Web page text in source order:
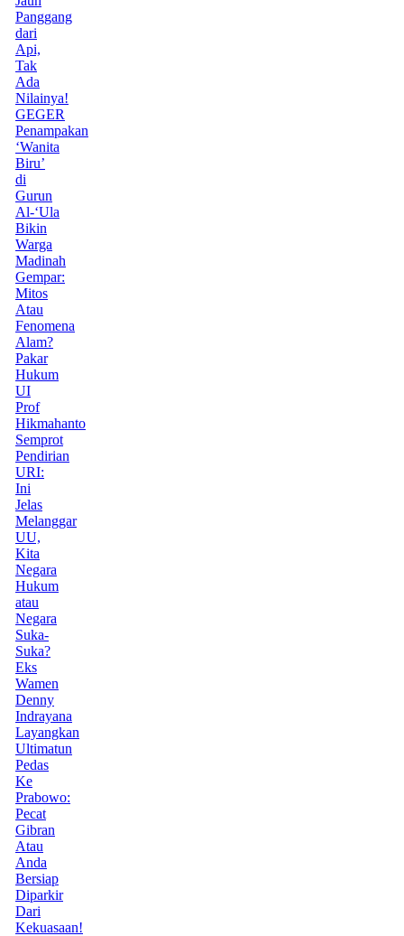
Panggang
dari
Api,
Tak
Ada
Nilainya!
GEGER
Penampakan
‘Wanita
Biru’
di
Gurun
Al-‘Ula
Bikin
Warga
Madinah
Gempar:
Mitos
Atau
Fenomena
Alam?
Pakar
Hukum
UI
Prof
Hikmahanto
Semprot
Pendirian
URI:
Ini
Jelas
Melanggar
UU,
Kita
Negara
Hukum
atau
Negara
Suka-
Suka?
Eks
Wamen
Denny
Indrayana
Layangkan
Ultimatun
Pedas
Ke
Prabowo:
Pecat
Gibran
Atau
Anda
Bersiap
Diparkir
Dari
Kekuasaan!